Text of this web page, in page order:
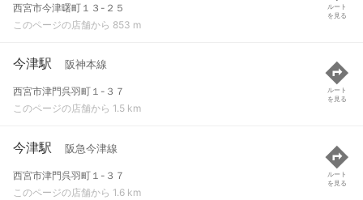
西宮市今津曙町１３-２５
このページの店舗から 853 m
ルート
を見る
今津駅 阪神本線
西宮市津門呉羽町１-３７
このページの店舗から 1.5 km
ルート
を見る
今津駅 阪急今津線
西宮市津門呉羽町１-３７
このページの店舗から 1.6 km
ルート
を見る